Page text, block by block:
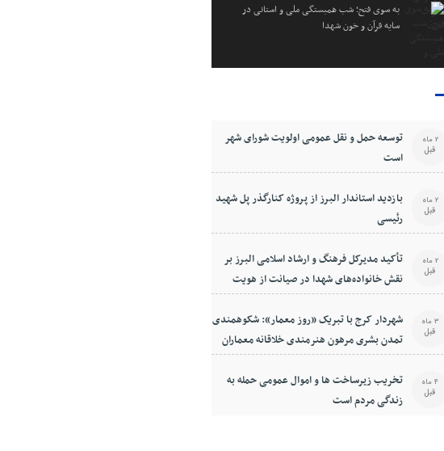
به سوی فتح؛ شب همبستگی ملی و استانی در
سایه قرآن و خون شهدا
توسعه حمل و نقل عمومی اولویت شورای شهر
است
2 ماه
قبل
بازدید استاندار البرز از پروژه کنارگذر پل شهید
رئیسی
2 ماه
قبل
تأکید مدیرکل فرهنگ و ارشاد اسلامی البرز بر
نقش خانواده‌های شهدا در صیانت از هویت
فرهنگی جامعه
2 ماه
قبل
شهردار کرج با تبریک «روز معمار»: شکوهمندی
تمدن بشری مرهون هنرمندی خلاقانه معماران
است
3 ماه
قبل
تخریب زیرساخت ها و اموال عمومی حمله به
زندگی مردم است
4 ماه
قبل